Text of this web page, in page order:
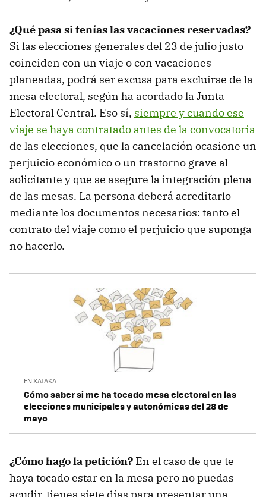
¿Qué pasa si tenías las vacaciones reservadas?
Si las elecciones generales del 23 de julio justo
coinciden con un viaje o con vacaciones
planeadas, podrá ser excusa para excluirse de la
mesa electoral, según ha acordado la Junta
Electoral Central. Eso sí, siempre y cuando ese
viaje se haya contratado antes de la convocatoria
de las elecciones, que la cancelación ocasione un
perjuicio económico o un trastorno grave al
solicitante y que se asegure la integración plena
de las mesas. La persona deberá acreditarlo
mediante los documentos necesarios: tanto el
contrato del viaje como el perjuicio que suponga
no hacerlo.
EN XATAKA
Cómo saber si me ha tocado mesa electoral en las
elecciones municipales y autonómicas del 28 de
mayo
¿Cómo hago la petición? En el caso de que te
haya tocado estar en la mesa pero no puedas